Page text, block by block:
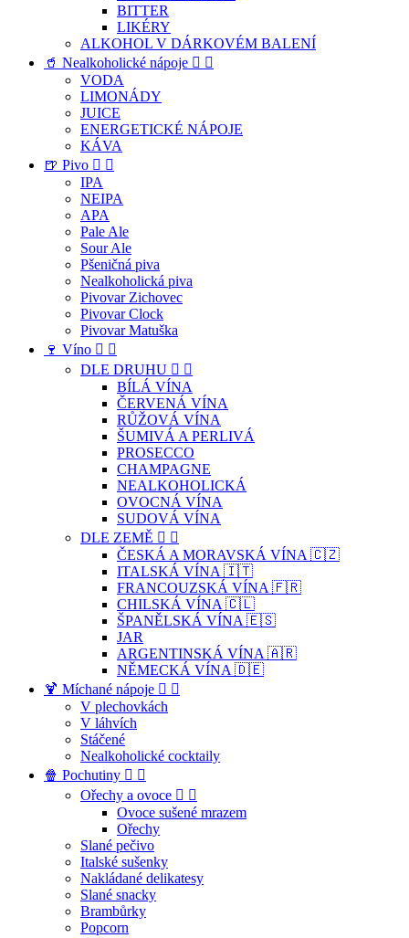
BITTER
LIKÉRY
ALKOHOL V DÁRKOVÉM BALENÍ
🥤 Nealkoholické nápoje  
VODA
LIMONÁDY
JUICE
ENERGETICKÉ NÁPOJE
KÁVA
🍺 Pivo  
IPA
NEIPA
APA
Pale Ale
Sour Ale
Pšeničná piva
Nealkoholická piva
Pivovar Zichovec
Pivovar Clock
Pivovar Matuška
🍷 Víno  
DLE DRUHU  
BÍLÁ VÍNA
ČERVENÁ VÍNA
RŮŽOVÁ VÍNA
ŠUMIVÁ A PERLIVÁ
PROSECCO
CHAMPAGNE
NEALKOHOLICKÁ
OVOCNÁ VÍNA
SUDOVÁ VÍNA
DLE ZEMĚ  
ČESKÁ A MORAVSKÁ VÍNA 🇨🇿
ITALSKÁ VÍNA 🇮🇹
FRANCOUZSKÁ VÍNA 🇫🇷
CHILSKÁ VÍNA 🇨🇱
ŠPANĚLSKÁ VÍNA 🇪🇸
JAR
ARGENTINSKÁ VÍNA 🇦🇷
NĚMECKÁ VÍNA 🇩🇪
🍹 Míchané nápoje  
V plechovkách
V láhvích
Stáčené
Nealkoholické cocktaily
🍿 Pochutiny  
Ořechy a ovoce  
Ovoce sušené mrazem
Ořechy
Slané pečivo
Italské sušenky
Nakládané delikatesy
Slané snacky
Brambůrky
Popcorn